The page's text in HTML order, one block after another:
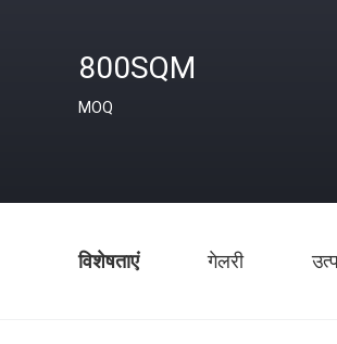
800SQM
MOQ
विशेषताएं गेलरी